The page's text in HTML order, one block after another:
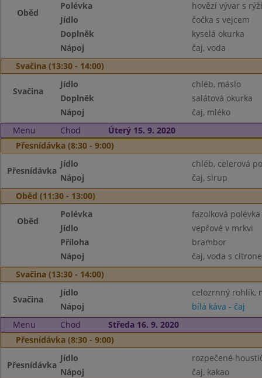
Oběd
Polévka
hovězí vývar s rýží
Jídlo
čočka s vejcem
Doplněk
kyselá okurka
Nápoj
čaj, voda
Svačina (13:30 - 14:00)
Svačina
Jídlo
chléb, máslo
Doplněk
salátová okurka
Nápoj
čaj, mléko
Menu
Chod
Úterý 15. 9. 2020
Přesnídávka (8:30 - 9:00)
Přesnídávka
Jídlo
chléb, celerová
Nápoj
čaj, sirup
Oběd (11:30 - 13:00)
Oběd
Polévka
fazolková polévka
Jídlo
vepřové v mrkvi
Příloha
brambor
Nápoj
čaj, voda s
Svačina (13:30 - 14:00)
Svačina
Jídlo
celozrnný rohlík,
Nápoj
bílá káva - čaj
Menu
Chod
Středa 16. 9. 2020
Přesnídávka (8:30 - 9:00)
Přesnídávka
Jídlo
rozpečené
Nápoj
čaj, kakao